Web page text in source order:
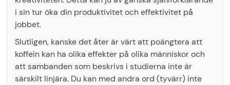
i sin tur öka din produktivitet och effektivitet på
jobbet.
Slutligen, kanske det åter är värt att poängtera att
koffein kan ha olika effekter på olika människor och
att sambanden som beskrivs i studierna inte är
särskilt linjära. Du kan med andra ord (tyvärr) inte